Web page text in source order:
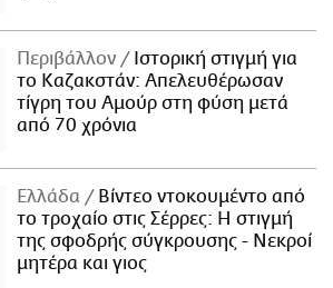
Περιβάλλον
Ιστορική στιγμή για
το Καζακστάν: Απελευθέρωσαν
τίγρη του Αμούρ στη φύση μετά
από 70 χρόνια
Ελλάδα
Βίντεο ντοκουμέντο από
το τροχαίο στις Σέρρες: Η στιγμή
της σφοδρής σύγκρουσης - Νεκροί
μητέρα και γιος